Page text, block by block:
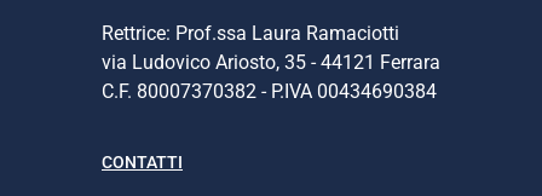
Rettrice: Prof.ssa Laura Ramaciotti
via Ludovico Ariosto, 35 - 44121 Ferrara
C.F. 80007370382 - P.IVA 00434690384
CONTATTI